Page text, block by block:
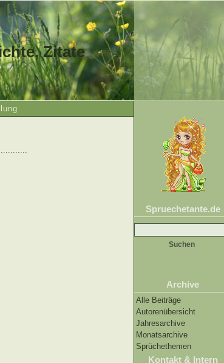
Zitate
Spruechetante.de
Suche
nach:
Archive
Alle Beiträge
Autorenübersicht
Jahresarchive
Monatsarchive
Sprüchethemen
Kontakt & Intern